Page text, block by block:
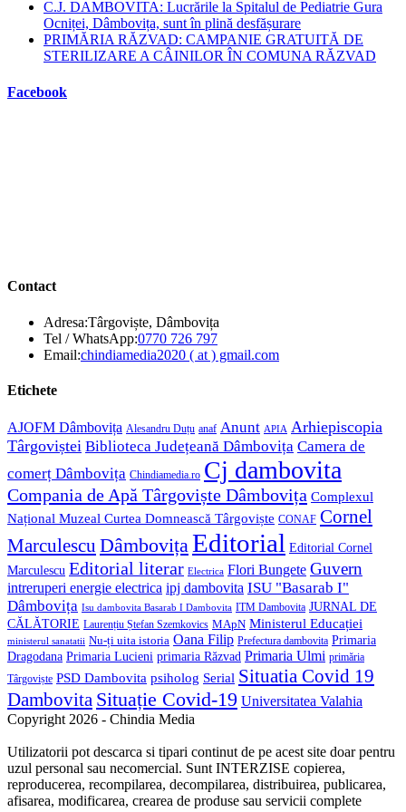
C.J. DAMBOVITA: Lucrările la Spitalul de Pediatrie Gura
Ocniței, Dâmbovița, sunt în plină desfășurare
PRIMĂRIA RĂZVAD: CAMPANIE GRATUITĂ DE
STERILIZARE A CÂINILOR ÎN COMUNA RĂZVAD
Facebook
Contact
Adresa:Târgoviște, Dâmbovița
Tel / WhatsApp:0770 726 797Opens
in
Email:chindiamedia2020 ( at ) gmail.comOpens
Etichete
AJOFM Dâmbovița Alesandru Duțu anaf Anunt APIA Arhiepiscopia
Târgoviștei Biblioteca Județeană Dâmbovița Camera de
comerț Dâmbovița Chindiamedia.ro Cj dambovita
Compania de Apă Târgoviște Dâmbovița Complexul
Național Muzeal Curtea Domnească Târgoviște CONAF Cornel
Marculescu DâmbovițaEditorial Editorial Cornel
Marculescu Editorial literar Electrica Flori Bungete Guvern
intreruperi energie electrica ipj dambovita ISU "Basarab I"
Dâmbovița Isu dambovita Basarab I Dambovita ITM Dambovita JURNAL DE
CĂLĂTORIE Laurențiu Ștefan Szemkovics MApN Ministerul Educației
ministerul sanatatii Nu-ți uita istoria Oana Filip Prefectura dambovita Primaria
Dragodana Primaria Lucieni primaria Răzvad Primaria Ulmi primăria
Târgoviște PSD Dambovita psiholog Serial Situatia Covid 19
Dambovita Situație Covid-19 Universitatea Valahia
Copyright 2026 - Chindia Media
Utilizatorii pot descarca si tipari continut de pe acest site doar pentru
uzul personal sau necomercial. Sunt INTERZISE copierea,
reproducerea, recompilarea, decompilarea, distribuirea, publicarea,
afisarea, modificarea, crearea de produse sau servicii complete